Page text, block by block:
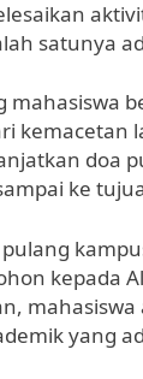
satunya
mahasiswa
kemacetan
doa
ke
kepada
yang